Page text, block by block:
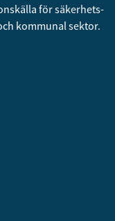
för säkerhets­
kommunal sektor.